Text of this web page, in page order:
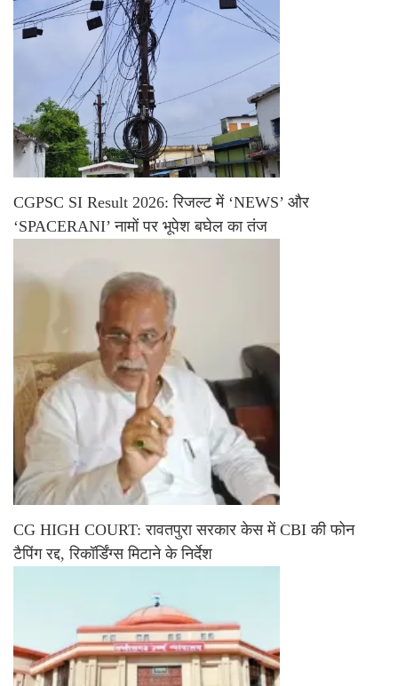
CGPSC SI Result 2026: रिजल्ट में ‘NEWS’ और
‘SPACERANI’ नामों पर भूपेश बघेल का तंज
CG HIGH COURT: रावतपुरा सरकार केस में CBI की फोन
टैपिंग रद्द, रिकॉर्डिंग्स मिटाने के निर्देश